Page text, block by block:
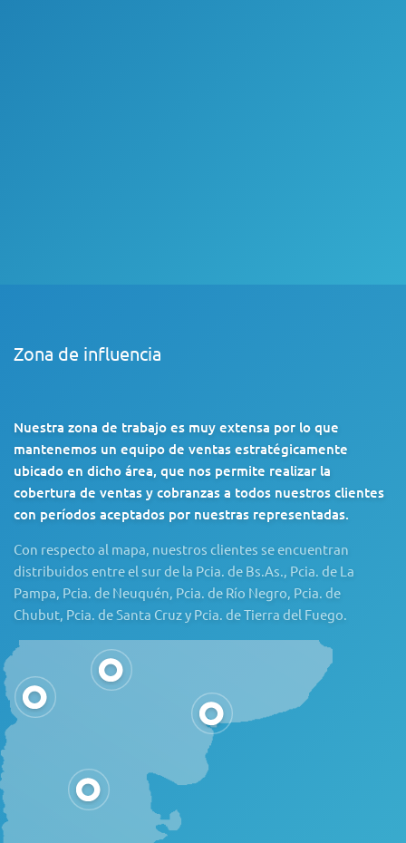
Zona de influencia
Nuestra zona de trabajo es muy extensa por lo que
mantenemos un equipo de ventas estratégicamente
ubicado en dicho área, que nos permite realizar la
cobertura de ventas y cobranzas a todos nuestros clientes
con períodos aceptados por nuestras representadas.
Con respecto al mapa, nuestros clientes se encuentran
distribuidos entre el sur de la Pcia. de Bs.As., Pcia. de La
Pampa, Pcia. de Neuquén, Pcia. de Río Negro, Pcia. de
Chubut, Pcia. de Santa Cruz y Pcia. de Tierra del Fuego.